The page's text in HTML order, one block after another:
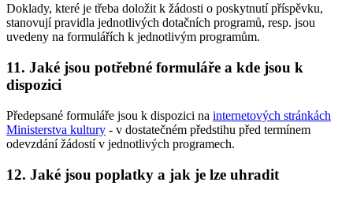
Doklady, které je třeba doložit k žádosti o poskytnutí příspěvku,
stanovují pravidla jednotlivých dotačních programů, resp. jsou
uvedeny na formulářích k jednotlivým programům.
11. Jaké jsou potřebné formuláře a kde jsou k
dispozici
Předepsané formuláře jsou k dispozici na internetových stránkách
Ministerstva kultury - v dostatečném předstihu před termínem
odevzdání žádostí v jednotlivých programech.
12. Jaké jsou poplatky a jak je lze uhradit